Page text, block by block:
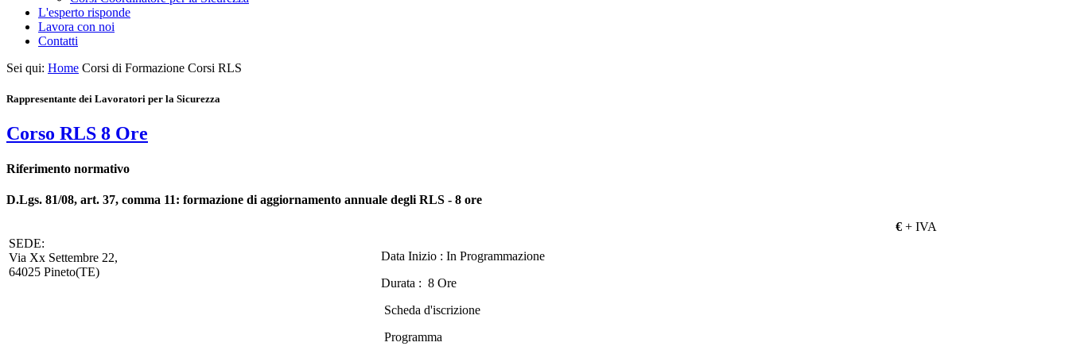
L'esperto risponde
Lavora con noi
Contatti
Sei qui: Home Corsi di Formazione Corsi RLS
Rappresentante dei Lavoratori per la Sicurezza
Corso RLS 8 Ore
Riferimento normativo
D.Lgs. 81/08, art. 37, comma 11: formazione di aggiornamento annuale degli RLS - 8 ore
€ + IVA
SEDE:
Via Xx Settembre 22,
64025 Pineto(TE)
Data Inizio : In Programmazione
Durata : 8 Ore
Scheda d'iscrizione
Programma